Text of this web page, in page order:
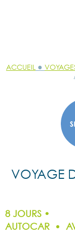
ACCUEIL ●
VOYAGE
8 JOURS •
AUTOCAR